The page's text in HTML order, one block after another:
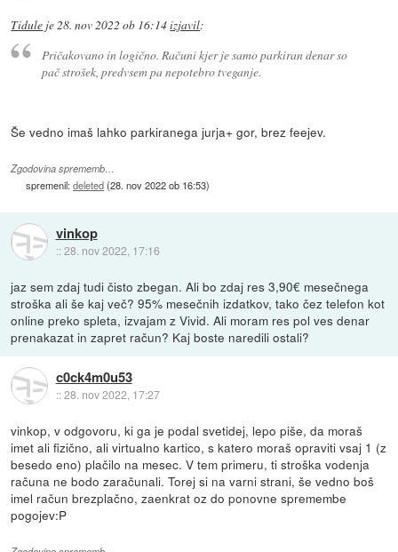
Tidule je28. nov 2022 ob 16:14izjavil:
Pričakovano in logično. Računi kjer je samo parkiran denar so
pač strošek, predvsem pa nepotebro tveganje.
Še vedno imaš lahko parkiranega jurja+ gor, brez feejev.
Zgodovina sprememb…
spremenil:deleted(28. nov 2022 ob 16:53)
vinkop
::28. nov 2022, 17:16
jaz sem zdaj tudi čisto zbegan. Ali bo zdaj res 3,90€ mesečnega
stroška ali še kaj več? 95% mesečnih izdatkov, tako čez telefon kot
online preko spleta, izvajam z Vivid. Ali moram res pol ves denar
prenakazat in zapret račun? Kaj boste naredili ostali?
c0ck4m0u53
::28. nov 2022, 17:27
vinkop, v odgovoru, ki ga je podal svetidej, lepo piše, da moraš
imet ali fizično, ali virtualno kartico, s katero moraš opraviti vsaj 1 (z
besedo eno) plačilo na mesec. V tem primeru, ti stroška vodenja
računa ne bodo zaračunali. Torej si na varni strani, še vedno boš
imel račun brezplačno, zaenkrat oz do ponovne spremembe
pogojev:P